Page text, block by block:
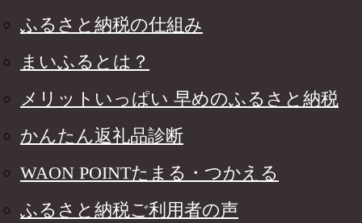
ふるさと納税の仕組み
まいふるとは？
メリットいっぱい 早めのふるさと納税
かんたん返礼品診断
WAON POINTたまる・つかえる
ふるさと納税ご利用者の声